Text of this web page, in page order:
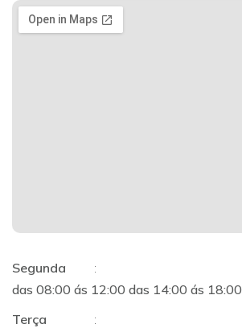
Segunda
:
das 08:00 ás 12:00 das 14:00 ás 18:00
Terça
: